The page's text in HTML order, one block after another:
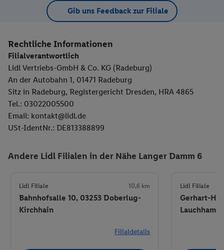
Gib uns Feedback zur Filiale
Rechtliche Informationen
Filialverantwortlich
Lidl Vertriebs-GmbH & Co. KG (Radeburg)
An der Autobahn 1, 01471 Radeburg
Sitz in Radeburg, Registergericht Dresden, HRA 4865
Tel.: 03022005500
Email: kontakt@lidl.de
USt-IdentNr.: DE813388899
Andere Lidl Filialen in der Nähe Langer Damm 6
Lidl Filiale 10,6 km
Bahnhofsalle 10, 03253 Doberlug-
Kirchhain
Filialdetails
Lidl Filiale
Gerhart-